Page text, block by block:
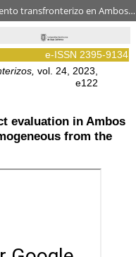
Evaluación del proyecto de saneamiento transfronterizo en Ambos Nogales. Identificando lo homogéneo de lo diverso